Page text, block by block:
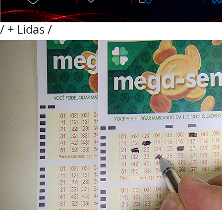
/ + Lidas/